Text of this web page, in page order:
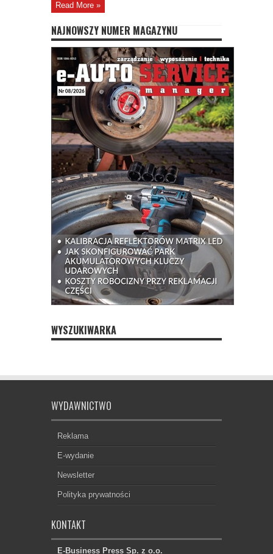
Read More »
NAJNOWSZY NUMER MAGAZYNU
WYSZUKIWARKA
WYDAWNICTWO
Reklama
E-wydanie
Newsletter
Polityka prywatności
KONTAKT
E-Business Press Sp. z o.o.